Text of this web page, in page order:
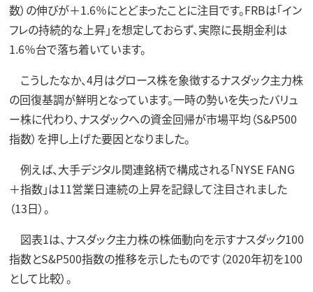
数）の伸びが＋1.6％にとどまったことに注目です。FRBは「イン
フレの持続的な上昇」を想定しておらず、実際に長期金利は
1.6％台で落ち着いています。
こうしたなか、4月はグロース株を象徴するナスダック主力株
の回復基調が鮮明となっています。一時の勢いを失ったバリュ
ー株に代わり、ナスダックへの資金回帰が市場平均（S&P500
指数）を押し上げた要因となりました。
例えば、大手デジタル関連銘柄で構成される「NYSE FANG
＋指数」は11営業日連続の上昇を記録して注目されました
（13日）。
図表1は、ナスダック主力株の株価動向を示すナスダック100
指数とS&P500指数の推移を示したものです（2020年初を100
として比較）。